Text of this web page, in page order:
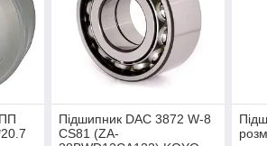
Підшипник DAC 3872 W-8
CS81 (ZA-